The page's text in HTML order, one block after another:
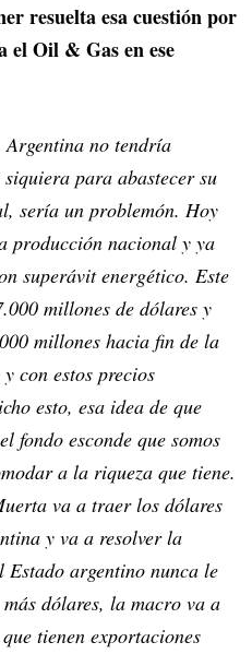
resuelta esa cuestión por
el Oil & Gas en ese
no tendría
para abastecer su
sería un problemón. Hoy
producción nacional y ya
superávit energético. Este
millones de dólares y
millones hacia fin de la
con estos precios
esto, esa idea de que
fondo esconde que somos
a la riqueza que tiene.
va a traer los dólares
y va a resolver la
argentino nunca le
dólares, la macro va a
tienen exportaciones